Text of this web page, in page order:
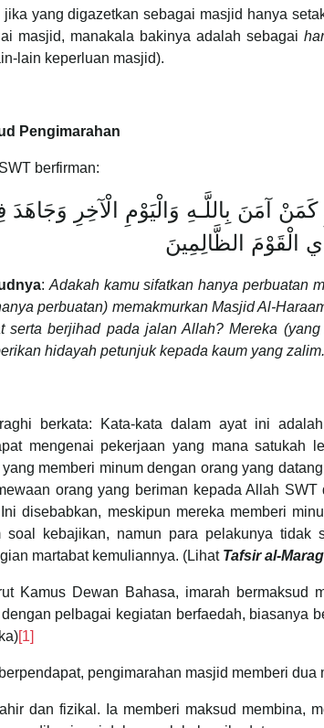
jika yang digazetkan sebagai masjid hanya
masjid, manakala bakinya adalah sebagai
lain keperluan masjid).
Pengimarahan
berfirman:
آمَنَ بِاللَّـهِ وَالْيَوْمِ الْآخِرِ وَجَاهَدَ
الْقَوْمَ الظَّالِمِينَ
: Adakah kamu sifatkan hanya perbuatan
perbuatan) memakmurkan Masjid Al-
serta berjihad pada jalan Allah? Mereka
hidayah petunjuk kepada kaum yang zalim.
berkata: Kata-kata dalam ayat ini
mengenai pekerjaan yang mana satukah
memberi minum dengan orang yang
orang yang beriman kepada Allah
disebabkan, meskipun mereka memberi
soal kebajikan, namun para pelakunya
martabat kemuliannya. (Lihat Tafsir al-
Kamus Dewan Bahasa, imarah bermaksud
pelbagai kegiatan berfaedah, biasanya
[1]
pengimarahan masjid memberi
dan fizikal. Ia memberi maksud membina,